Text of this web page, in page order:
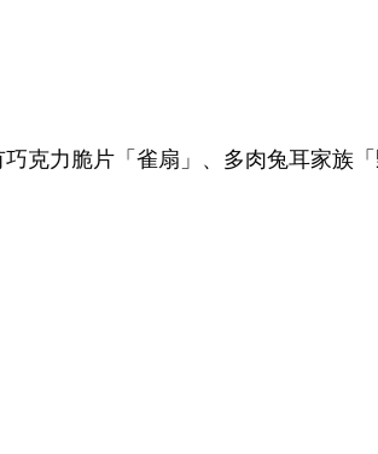
克力脆片「雀扇」、多肉兔耳家族